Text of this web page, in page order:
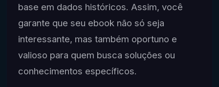
base em dados históricos. Assim, você
garante que seu ebook não só seja
interessante, mas também oportuno e
valioso para quem busca soluções ou
conhecimentos específicos.